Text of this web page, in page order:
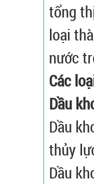
tổng
loại
nước
Các
Dầu
Dầu
thủy
Dầu